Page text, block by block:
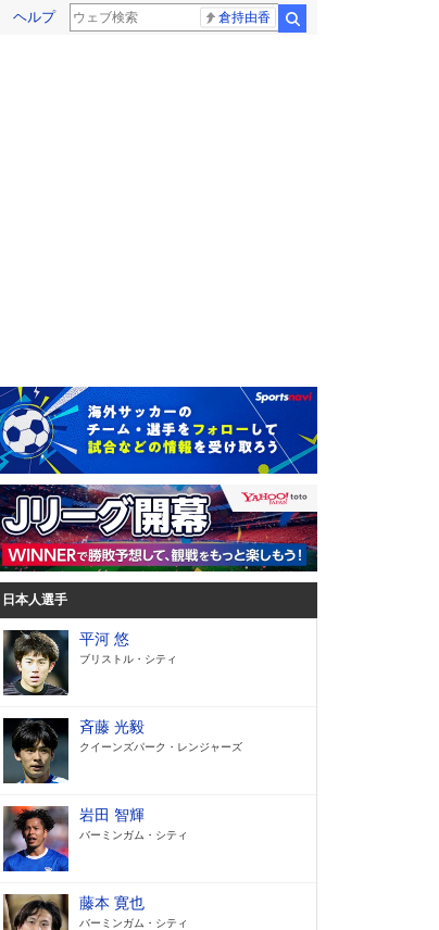
ヘルプ 倉持由香
日本人選手
平河 悠
ブリストル・シティ
斉藤 光毅
クイーンズパーク・レンジャーズ
岩田 智輝
バーミンガム・シティ
藤本 寛也
バーミンガム・シティ